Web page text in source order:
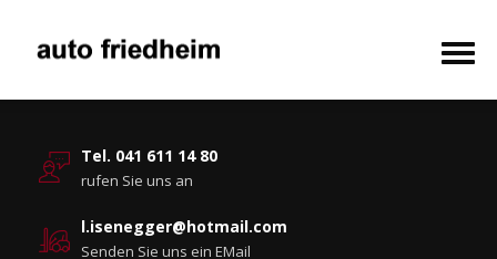
Tel. 041 611 14 80
rufen Sie uns an
l.isenegger@hotmail.com
Senden Sie uns ein EMail